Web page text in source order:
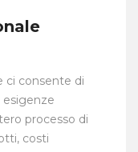
ci consente di
processo di
costi